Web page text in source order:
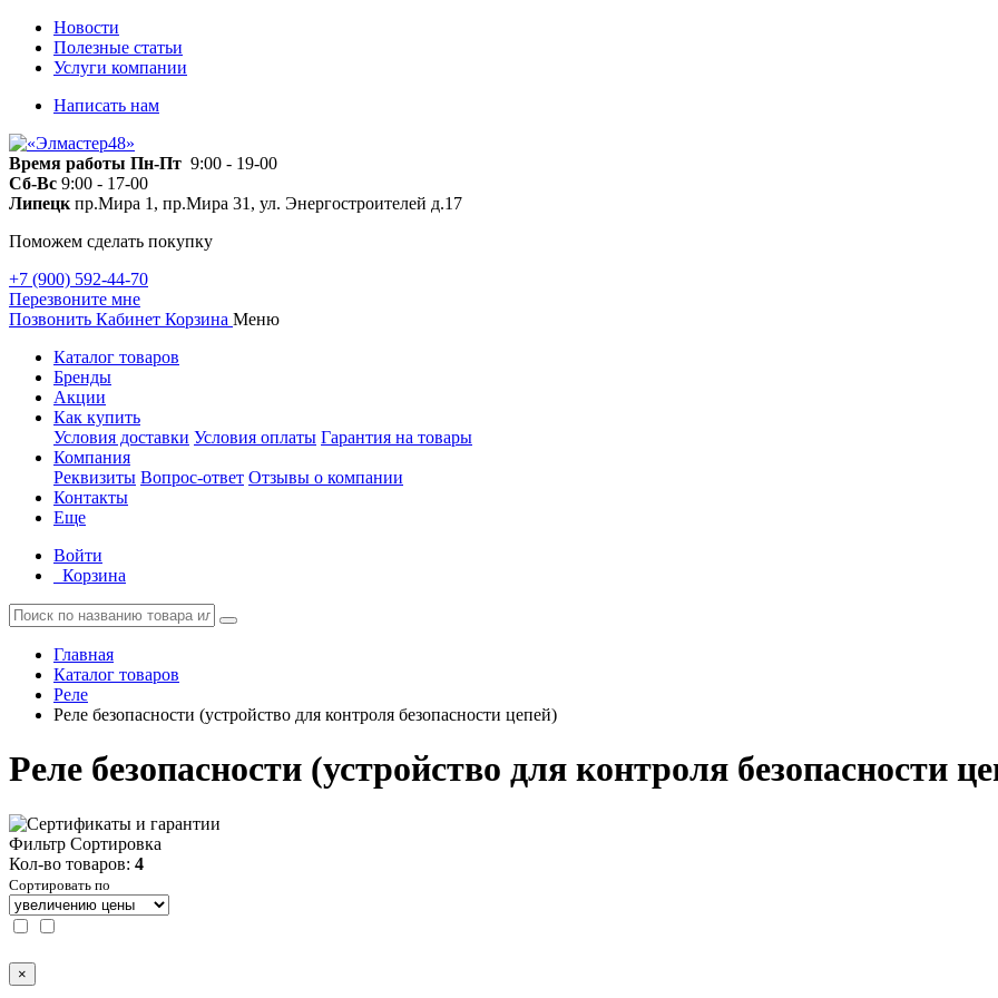
Новости
Полезные статьи
Услуги компании
Написать нам
Время работы Пн-Пт 9:00 - 19-00
Сб-Вс 9:00 - 17-00
Липецк пр.Мира 1, пр.Мира 31, ул. Энергостроителей д.17
Поможем сделать покупку
+7 (900) 592-44-70
Перезвоните мне
Позвонить Кабинет Корзина Меню
Каталог товаров
Бренды
Акции
Как купить
Условия доставки Условия оплаты Гарантия на товары
Компания
Реквизиты Вопрос-ответ Отзывы о компании
Контакты
Еще
Войти
Корзина
Главная
Каталог товаров
Реле
Реле безопасности (устройство для контроля безопасности цепей)
Реле безопасности (устройство для контроля безопасности
Фильтр Сортировка
Кол-во товаров: 4
Сортировать по
×